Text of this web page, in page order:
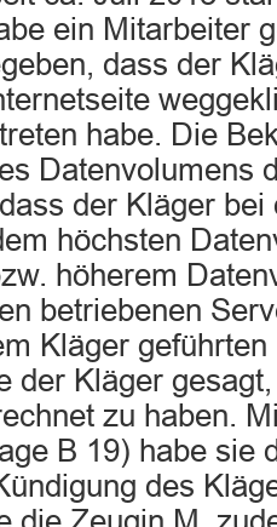
ein Mitarbeiter
dass der
habe. Die
Datenvolumens
der Kläger
höchsten
höherem
betriebenen
Kläger
der Kläger
zu haben.
B 19) habe sie
des